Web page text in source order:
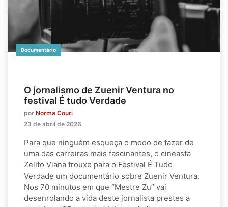
Documentário
O jornalismo de Zuenir Ventura no
festival É tudo Verdade
por Norma Couri
23 de abril de 2026
Para que ninguém esqueça o modo de fazer de
uma das carreiras mais fascinantes, o cineasta
Zelito Viana trouxe para o Festival É Tudo
Verdade um documentário sobre Zuenir Ventura.
Nos 70 minutos em que “Mestre Zu” vai
desenrolando a vida deste jornalista prestes a